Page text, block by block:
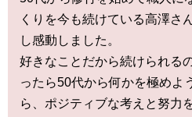
くりを今も続けている高澤さ
し感動しました。
好きなことだから続けられる
ったら50代から何かを極めよ
ら、ポジティブな考えと努力